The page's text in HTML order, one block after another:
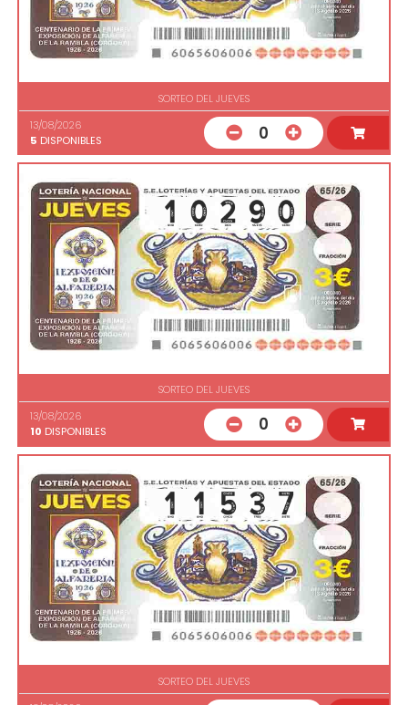
SORTEO DEL JUEVES
13/08/2026
5 DISPONIBLES 0
SORTEO DEL JUEVES
13/08/2026
10 DISPONIBLES 0
SORTEO DEL JUEVES